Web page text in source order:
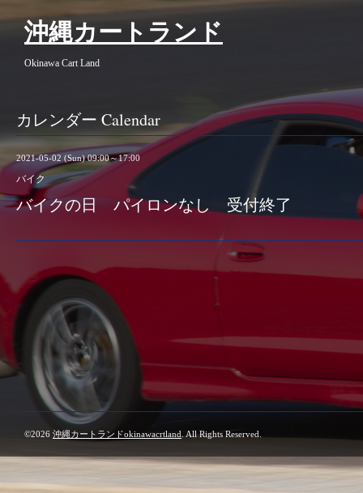
沖縄カートランド
Okinawa Cart Land
カレンダー Calendar
2021-05-02 (Sun) 09:00～17:00
バイク
バイクの日 パイロンなし 受付終了
©2026 沖縄カートランドokinawacrtland . All Rights Reserved.